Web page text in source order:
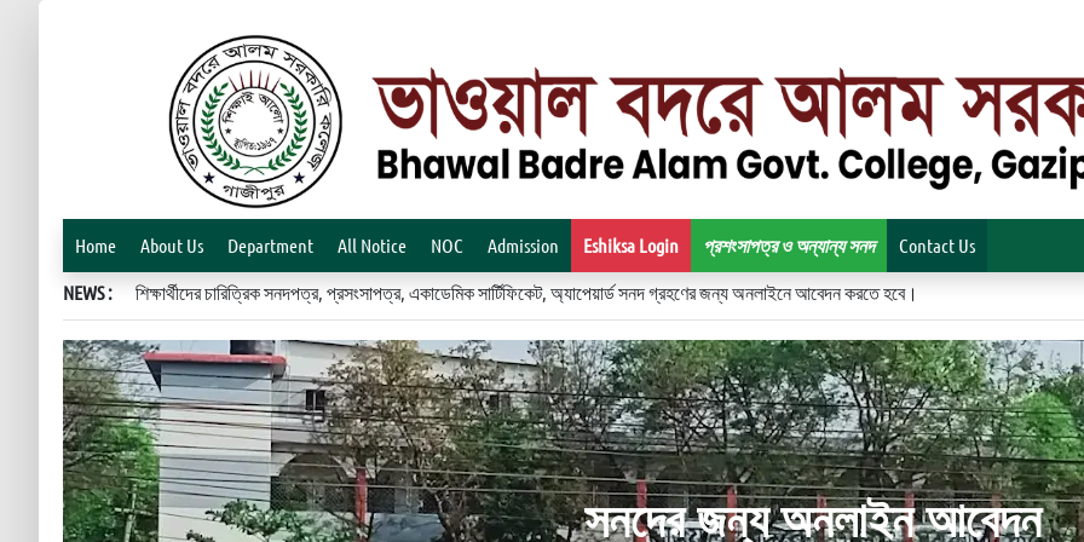
Home About Us Department All Notice NOC Admission Eshiksa Login প্রশংসাপত্র ও অন্যান্য সনদ Contact Us
NEWS : শিক্ষার্থীদের চারিত্রিক সনদপত্র, প্রসংসাপত্র, একাডেমিক সার্টিফিকেট, অ্যাপেয়ার্ড সনদ গ্রহণের জন্য অনলাইনে আবেদন করতে হবে।
সনদের জন্য অনলাইন আবেদন